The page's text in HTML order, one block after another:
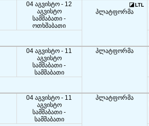
04 აგვისტო - 12
აგვისტო
სამშაბათი -
ოთხშაბათი
პლატფორმა
04 აგვისტო - 11
აგვისტო
სამშაბათი -
სამშაბათი
პლატფორმა
04 აგვისტო - 11
აგვისტო
სამშაბათი -
სამშაბათი
პლატფორმა